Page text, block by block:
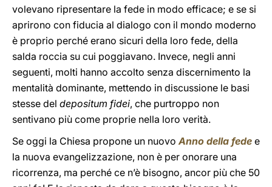
volevano ripresentare la fede in modo efficace; e se si
aprirono con fiducia al dialogo con il mondo moderno
è proprio perché erano sicuri della loro fede, della
salda roccia su cui poggiavano. Invece, negli anni
seguenti, molti hanno accolto senza discernimento la
mentalità dominante, mettendo in discussione le basi
stesse del depositum fidei, che purtroppo non
sentivano più come proprie nella loro verità.
Se oggi la Chiesa propone un nuovoAnno della fede e
la nuova evangelizzazione, non è per onorare una
ricorrenza, ma perché ce n’è bisogno, ancor più che 50